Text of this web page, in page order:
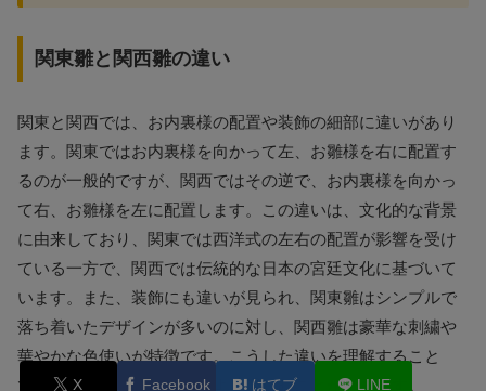
関東雛と関西雛の違い
関東と関西では、お内裏様の配置や装飾の細部に違いがあり
ます。関東ではお内裏様を向かって左、お雛様を右に配置す
るのが一般的ですが、関西ではその逆で、お内裏様を向かっ
て右、お雛様を左に配置します。この違いは、文化的な背景
に由来しており、関東では西洋式の左右の配置が影響を受け
ている一方で、関西では伝統的な日本の宮廷文化に基づいて
います。また、装飾にも違いが見られ、関東雛はシンプルで
落ち着いたデザインが多いのに対し、関西雛は豪華な刺繍や
華やかな色使いが特徴です。こうした違いを理解すること
で、雛人形の奥深い魅力をより楽しむことができます。
X Facebook はてブ LINE